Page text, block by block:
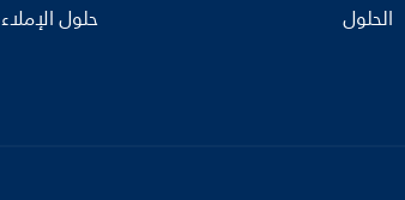
الحلول
حلول الإملاء